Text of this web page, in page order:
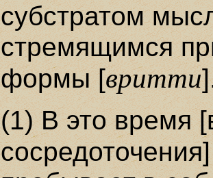
субстратом
стремящимся
формы [вритти
(1) В это время